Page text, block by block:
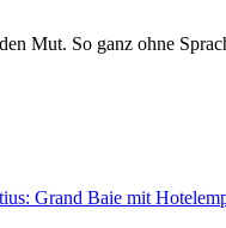
Mut. So ganz ohne
Grand Baie mit